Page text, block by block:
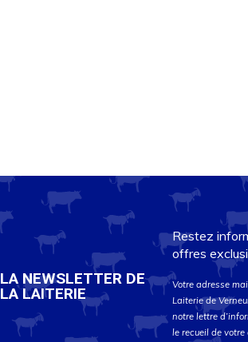
LA NEWSLETTER DE
LA LAITERIE
Restez
offres
Votre adresse
Laiterie de
notre lettre
le recueil de